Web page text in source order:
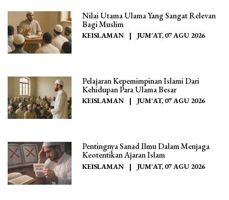
Nilai Utama Ulama Yang Sangat Relevan
Bagi Muslim
KEISLAMAN | JUM'AT, 07 AGU 2026
Pelajaran Kepemimpinan Islami Dari
Kehidupan Para Ulama Besar
KEISLAMAN | JUM'AT, 07 AGU 2026
Pentingnya Sanad Ilmu Dalam Menjaga
Keotentikan Ajaran Islam
KEISLAMAN | JUM'AT, 07 AGU 2026